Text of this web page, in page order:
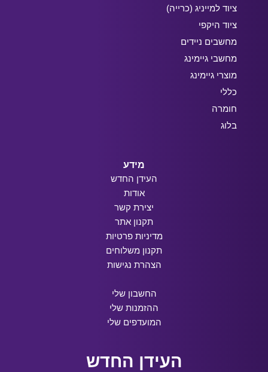
ציוד למייניג (כרייה)
ציוד היקפי
מחשבים ניידים
מחשבי גיימינג
מוצרי גיימינג
כללי
חומרה
בלוג
מידע
העידן החדש
אודות
יצירת קשר
תקנון אתר
מדיניות פרטיות
תקנון משלוחים
הצהרת נגישות
החשבון שלי
ההזמנות שלי
המועדפים שלי
העידן החדש